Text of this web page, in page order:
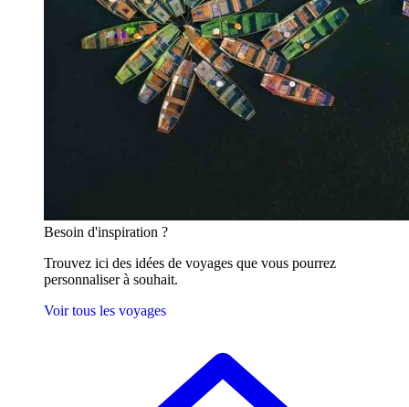
Besoin d'inspiration ?
Trouvez ici des idées de voyages que vous pourrez
personnaliser à souhait.
Voir tous les voyages